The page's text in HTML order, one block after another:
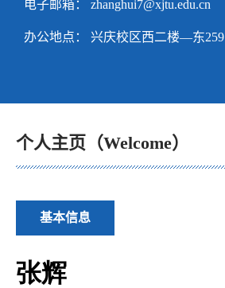
电子邮箱： zhanghui7@xjtu.edu.cn
办公地点： 兴庆校区西二楼—东259
个人主页（Welcome）
基本信息